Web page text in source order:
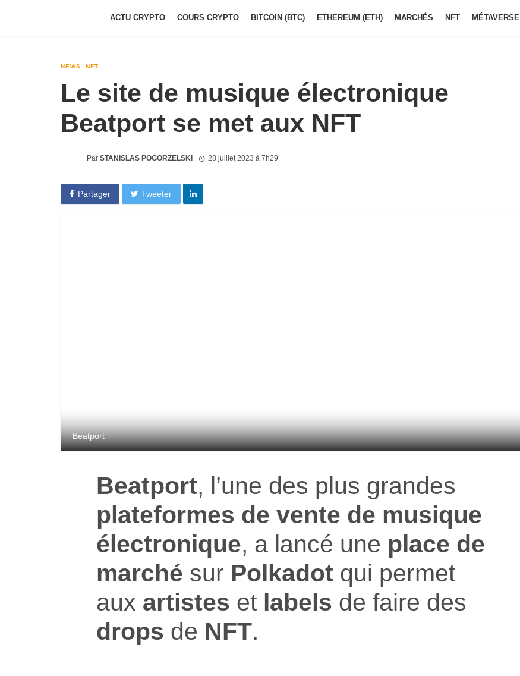
ACTU CRYPTO COURS CRYPTO BITCOIN (BTC) ETHEREUM (ETH) MARCHÉS NFT MÉTAVERSE
NEWS NFT
Le site de musique électronique
Beatport se met aux NFT
Par STANISLAS POGORZELSKI 28 juillet 2023 à 7h29
Partager Tweeter
Beatport
Beatport, l’une des plus grandes
plateformes de vente de musique
électronique, a lancé une place de
marché sur Polkadot qui permet
aux artistes et labels de faire des
drops de NFT.